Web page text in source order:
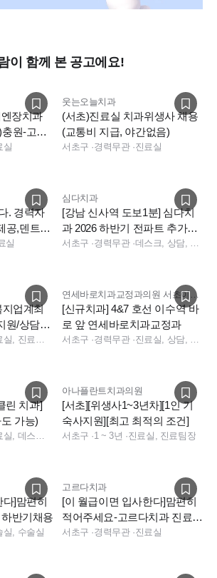
이 함께 본 공고에요!
장치과
원-고연
실
웃는오늘치과
(서초)진료실 치과위생사 채용
(교통비 지급, 야간없음)
서초구 ·경력무관·진료실
. 경력자
공,덴트웹
실
심다치과
[강남 신사역 도보1분] 심다치
과 2026 하반기 전파트 추가채
용(법정연차,기숙사비 지원)
서초구 ·경력무관· 데스크, 상담, 실장, 진료실, 진료팀장, 보험청구, 데스크, 상담, 실장, 보험청구, 데스크, 상담, 전화응대(CS), 보험청구, 실장
지업계최
원/상담실
모십니다
진료실, 진료팀장, 상담, 데스크, 상담, 데스크
연세바로치과교정과의원 서초이수점
[신규치과] 4&7 호선 이수역 바
로 앞 연세바로치과교정과
서초구 ·경력무관· 진료실, 상담, 실장, 총괄실장, 경영지원
린 치과]
가능)
진료실, 데스크, 보험청구, 상담, 진료실
아나플란트치과의원
[서초][위생사1~3년차][1인 기
숙사지원][최고 최적의 조건]
서초구 ·1 ~ 3년 ·진료실, 진료팀장
다]맘편히
반기채용
실, 수술실
고르다치과
[이 월급이면 입사한다]맘편히
적어주세요-고르다치과 진료팀
부팀장/스텝 하반기채용
서초구 ·경력무관·진료실